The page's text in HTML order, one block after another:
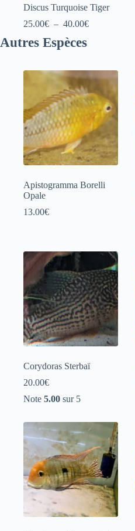
Discus Turquoise Tiger
25.00€ – 40.00€Plage
40.00€
Autres Espèces
Apistogramma Borelli
Opale
13.00€
Corydoras Sterbaï
20.00€
Note 5.00 sur 5